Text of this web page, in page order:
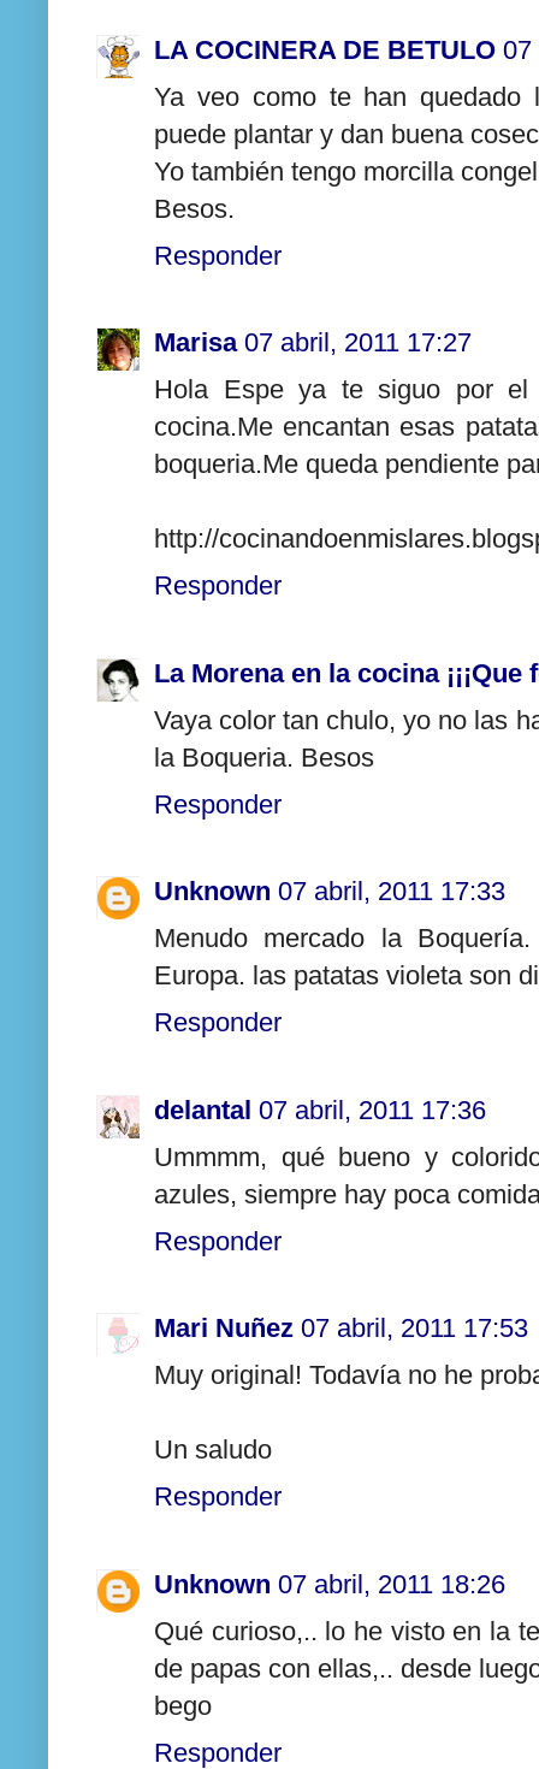
LA COCINERA DE BETULO 07
Ya veo como te han
puede plantar y dan buena
Yo también tengo morcilla
Besos.
Responder
Marisa 07 abril, 2011 17:27
Hola Espe ya te siguo por el
cocina.Me encantan esas
boqueria.Me queda pendiente
http://
Responder
La Morena en la cocina ¡¡¡Que
Vaya color tan chulo, yo no las
la Boqueria. Besos
Responder
Unknown 07 abril, 2011 17:33
Menudo mercado la
Europa. las patatas violeta son
Responder
delantal 07 abril, 2011 17:36
Ummmm, qué bueno y
azules, siempre hay poca
Responder
Mari Nuñez 07 abril, 2011 17:53
Muy original! Todavía no he
Un saludo
Responder
Unknown 07 abril, 2011 18:26
Qué curioso,.. lo he visto en la
de papas con ellas,.. desde
bego
Responder